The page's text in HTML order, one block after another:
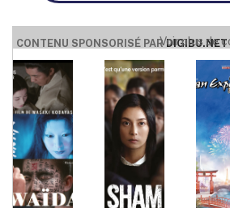
CONTENU SPONSORISÉ PARDIGIBU.NET
Voir plus de